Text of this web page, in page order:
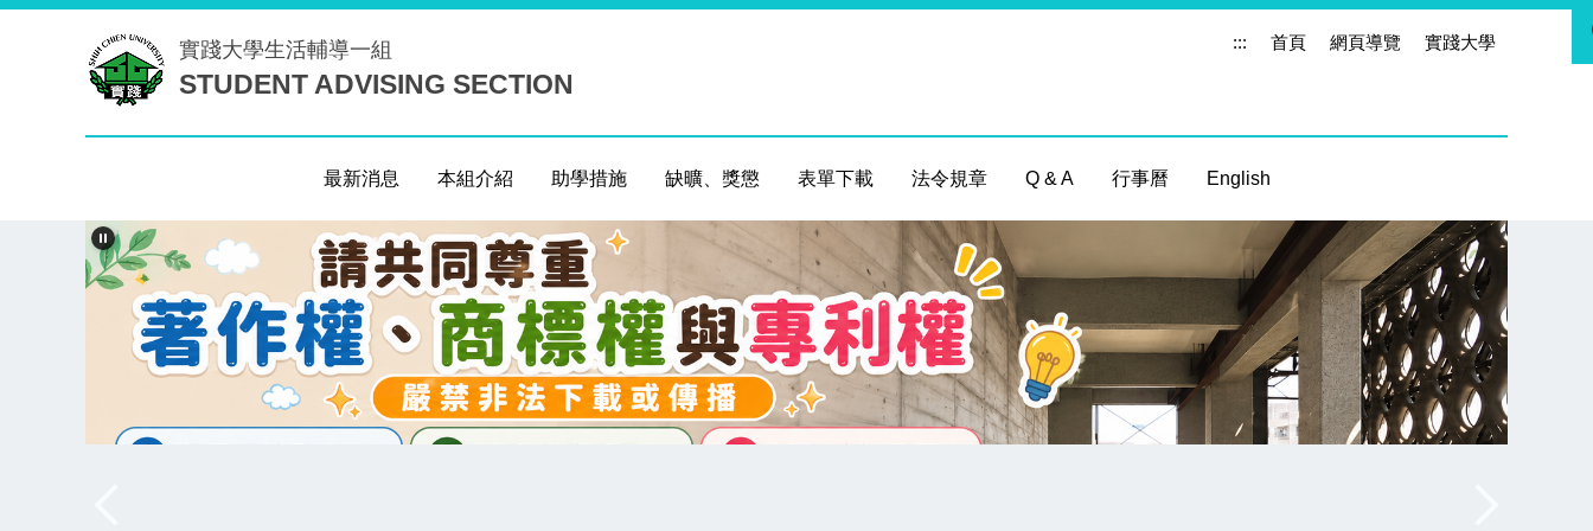
實踐大學生活輔導一組
STUDENT ADVISING SECTION
::: 首頁 網頁導覽 實踐大學
最新消息 本組介紹 助學措施 缺曠、獎懲 表單下載 法令規章 Q & A 行事曆 English